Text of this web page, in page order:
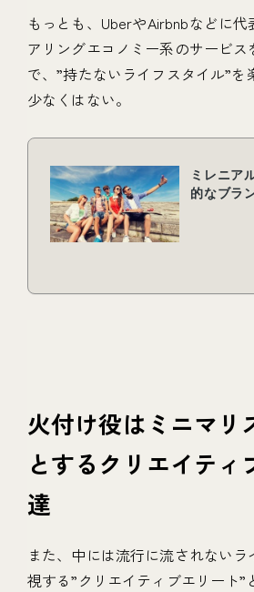
もっとも、UberやAirbnbなどに代
アリングエコノミー系のサービス
で、”持たないライフスタイル”を
少なくはない。
火付け役はミニマリ
とするクリエイティ
達
また、中には流行に流されない
視する”クリエイティブエリート”